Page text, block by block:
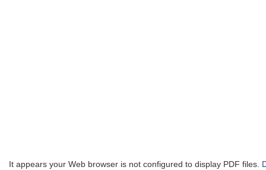
It appears your Web browser is not configured to display PDF files.